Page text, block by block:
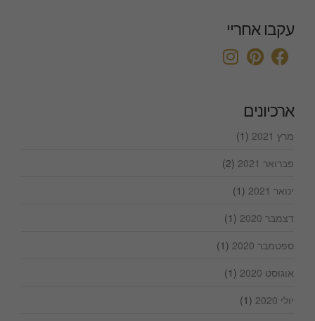
עקבו אחריי
ארכיונים
מרץ 2021
(1)
פברואר 2021
(2)
ינואר 2021
(1)
דצמבר 2020
(1)
ספטמבר 2020
(1)
אוגוסט 2020
(1)
יולי 2020
(1)